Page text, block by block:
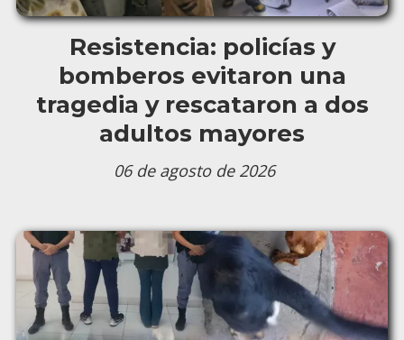
Resistencia: policías y
bomberos evitaron una
tragedia y rescataron a dos
adultos mayores
06 de agosto de 2026